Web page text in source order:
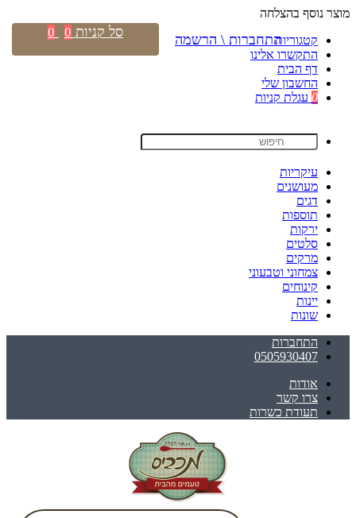
מוצר נוסף בהצלחה
קטגוריות
התקשרו אלינו
דף הבית
החשבון שלי
0 עגלת קניות
עיקריות
מעושנים
דגים
תוספות
ירקות
סלטים
מרקים
צמחוני וטבעוני
קינוחים
יינות
שונות
התחברות
0505930407
אודות
צרו קשר
תעודת כשרות
התחברות \ הרשמה סל קניות 0
0